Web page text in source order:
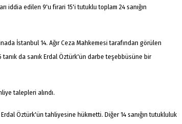
iddia edilen 9'u firari 15'i tutuklu toplam 24 sanığın
İstanbul 14. Ağır Ceza Mahkemesi tarafından görülen
da sanık Erdal Öztürk'ün darbe teşebbüsüne bir
talepleri alındı.
Öztürk'ün tahliyesine hükmetti. Diğer 14 sanığın tutukluluk